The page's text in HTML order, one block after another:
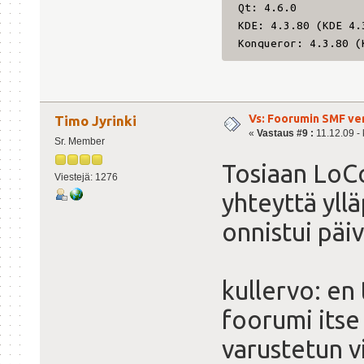
Qt: 4.6.0
KDE: 4.3.80 (KDE
Konqueror: 4.3.80
Timo Jyrinki
Sr. Member
Viestejä: 1276
Vs: Foorumin SMF
« Vastaus #9 : 11.12.09 -
Tosiaan
yhteyttä
onnistui
kullervo: en
foorumi
varustetun